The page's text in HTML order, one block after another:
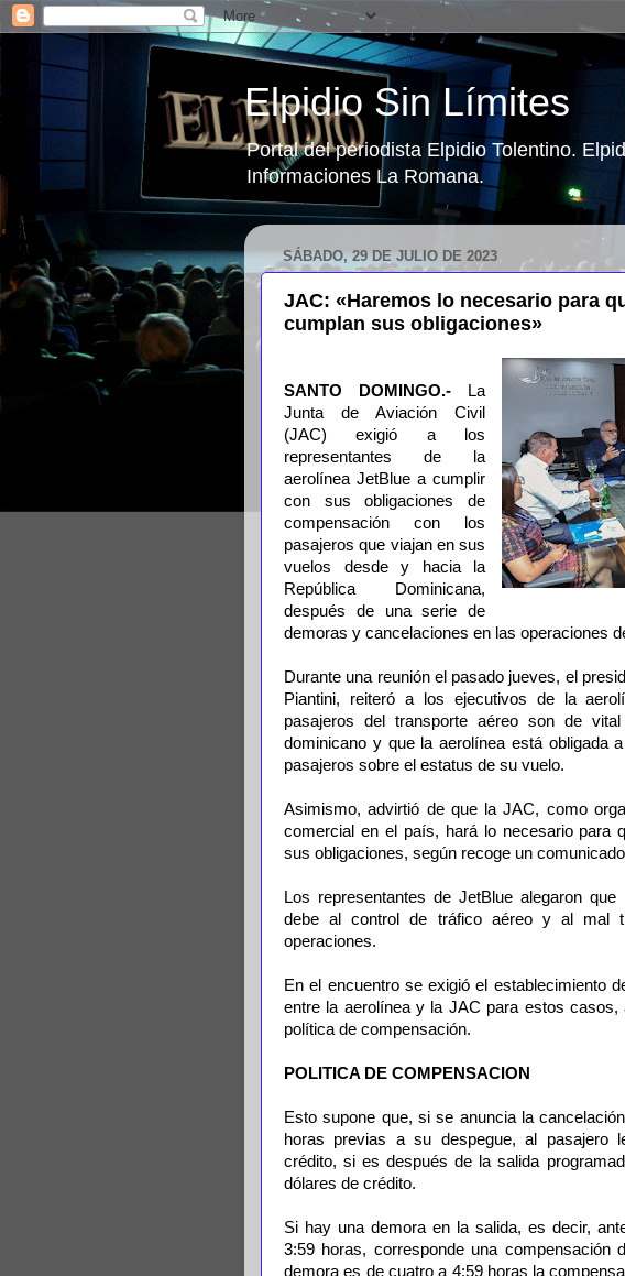
Elpidio Sin Límites
Portal del periodista Elpidio Tolentino.
Informaciones La Romana.
SÁBADO, 29 DE JULIO DE 2023
JAC: «Haremos lo necesario para
cumplan sus obligaciones»
SANTO DOMINGO.-
La
Junta de Aviación Civil
(JAC) exigió a los
representantes de la
aerolínea JetBlue a cumplir
con sus obligaciones de
compensación con los
pasajeros que viajan en sus
vuelos desde y hacia la
República Dominicana,
después de una serie de
demoras y cancelaciones en las operaciones
Durante una reunión el pasado jueves, el
Piantini, reiteró a los ejecutivos de la
pasajeros del transporte aéreo son de
dominicano y que la aerolínea está obligada
pasajeros sobre el estatus de su vuelo.
Asimismo, advirtió de que la JAC, como
comercial en el país, hará lo necesario para
sus obligaciones, según recoge un
Los representantes de JetBlue alegaron
debe al control de tráfico aéreo y al mal
operaciones.
En el encuentro se exigió el establecimiento
entre la aerolínea y la JAC para estos
política de compensación.
POLITICA DE COMPENSACION
Esto supone que, si se anuncia la
horas previas a su despegue, al pasajero
crédito, si es después de la salida
dólares de crédito.
Si hay una demora en la salida, es decir,
3:59 horas, corresponde una
demora es de cuatro a 4:59 horas la